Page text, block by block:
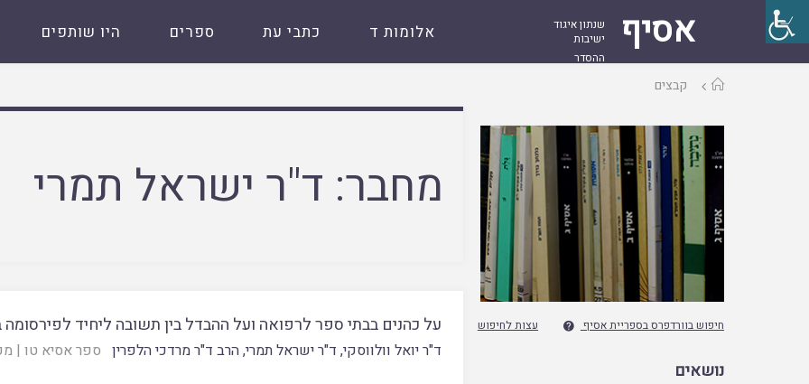
אסיף
שנתון איגוד
ישיבות
ההסדר
אלומות ד כתבי עת ספרים היו שותפים
עמודקבצים
חיפוש בוורדפרס בספריית אסיף  עצות לחיפוש
נושאים
מחבר: ד"ר ישראל תמרי
על כהנים בבתי ספר לרפואה ועל ההבדל בין תשובה ליחיד
ד"ר יואל וולווסקי, ד"ר ישראל תמרי,הרב ד"ר מרדכי הלפרין ספר אסיא טו |